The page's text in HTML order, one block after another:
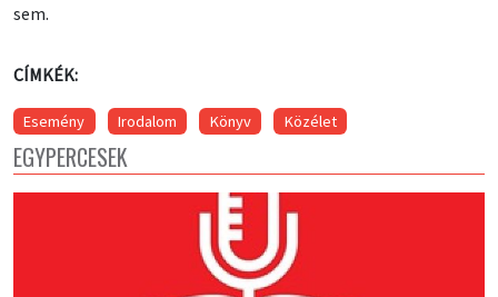
sem.
CÍMKÉK:
Esemény Irodalom Könyv Közélet
EGYPERCESEK